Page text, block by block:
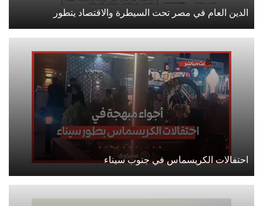
الدين العام في مصر تحت السيطرة والاقتصاد يتطور
احتفالات الكريسماس في جنوب سيناء